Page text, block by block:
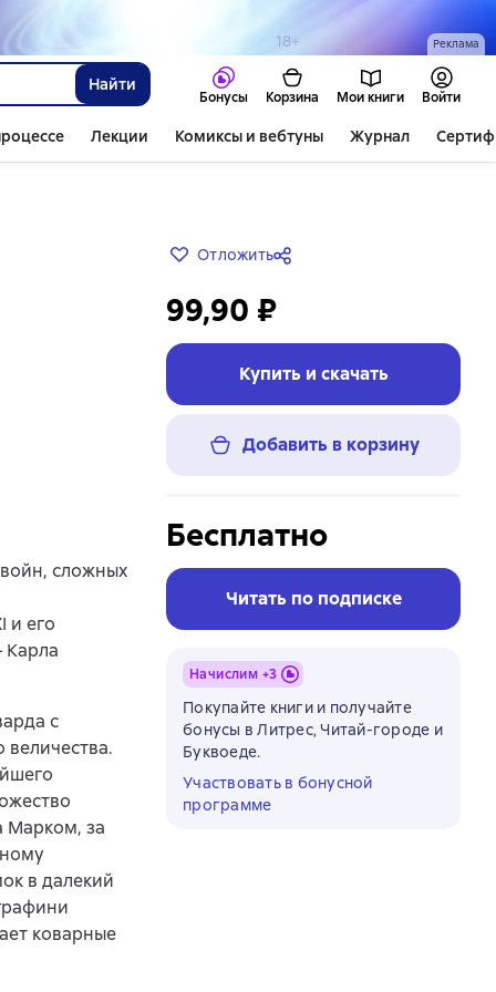
Реклама
Найти
Бонусы Корзина Мои книги Войти
Лекции Комиксы и вебтуны Журнал
Отложить
99,90 ₽
Купить и скачать
Добавить в корзину
Бесплатно
Читать по подписке
Начислим +3
Покупайте книги и получайте
бонусы в Литрес, Читай-городе и
Буквоеде.
Участвовать в бонусной
программе
сложных
и его
Карла
с
Марком, за
в далекий
коварные